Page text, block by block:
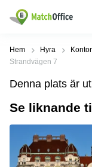
Hyra / hyra ut
Kategorier
Kontor
Kontorshotell
Coworking
space
Populära
Städer
Stockholm
Göteborg
Malmö
Populära
sökningar
Kontorshotell
Stockholm
Hyra lokal
Stockholm
Hjälp
Om oss
Bli hyresvärd
Hem Hyra
Strandvägen 7
Denna plats är
Se liknande